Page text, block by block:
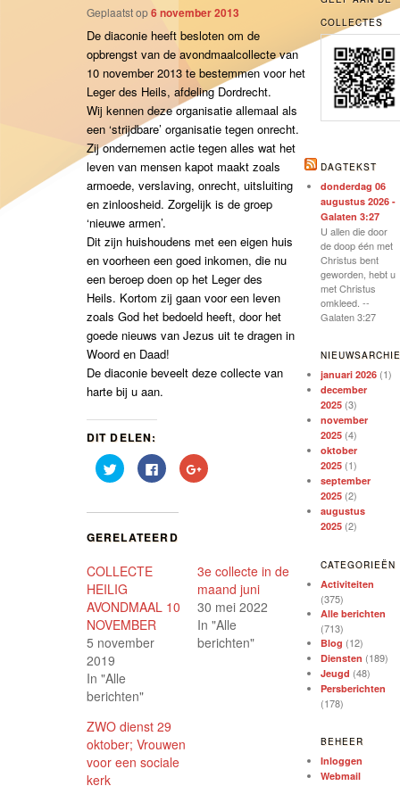
Geplaatst op6 november 2013
De diaconie heeft besloten om de
opbrengst van de avondmaalcollecte van
10 november 2013 te bestemmen voor het
Leger des Heils, afdeling Dordrecht.
Wij kennen deze organisatie allemaal als
een ‘strijdbare’ organisatie tegen onrecht.
Zij ondernemen actie tegen alles wat het
leven van mensen kapot maakt zoals
armoede, verslaving, onrecht, uitsluiting
en zinloosheid. Zorgelijk is de groep
‘nieuwe armen’.
Dit zijn huishoudens met een eigen huis
en voorheen een goed inkomen, die nu
een beroep doen op het Leger des
Heils. Kortom zij gaan voor een leven
zoals God het bedoeld heeft, door het
goede nieuws van Jezus uit te dragen in
Woord en Daad!
De diaconie beveelt deze collecte van
harte bij u aan.
DIT DELEN:
Klik
om
in
venster
geopend)
Klik
om
in
Klik
om
venster
geopend)
GERELATEERD
COLLECTE
HEILIG
AVONDMAAL 10
NOVEMBER
5 november
2019
In "Alle
berichten"
3e collecte in de
maand juni
30 mei 2022
In "Alle
berichten"
ZWO dienst 29
oktober; Vrouwen
voor een sociale
kerk
COLLECTES
DAGTEKST
donderdag 06
augustus 2026 -
Galaten 3:27
U allen die door
de doop één met
Christus bent
geworden, hebt u
met Christus
omkleed. --
Galaten 3:27
januari 2026 (1)
december
2025 (3)
november
2025 (4)
oktober
2025 (1)
september
2025 (2)
augustus
2025 (2)
CATEGORIEËN
Activiteiten
(375)
Alle berichten
(713)
Blog (12)
Diensten (189)
Jeugd (48)
Persberichten
(178)
BEHEER
Inloggen
Webmail